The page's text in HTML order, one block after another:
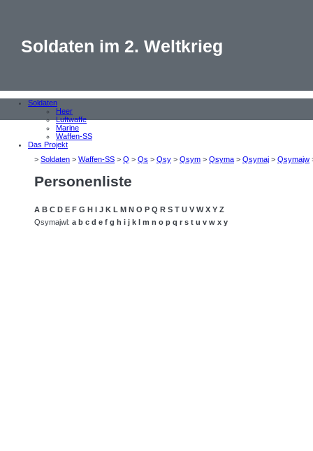
Soldaten im 2. Weltkrieg
Soldaten
Heer
Luftwaffe
Marine
Waffen-SS
Das Projekt
> Soldaten > Waffen-SS > Q > Qs > Qsy > Qsym > Qsyma > Qsymaj > Qsymajw
Personenliste
A B C D E F G H J K L M N O P Q R S T U V W X Y Z
Qsymajwl: a b c d e f g h i j k l m n o p q r s t u v w x y